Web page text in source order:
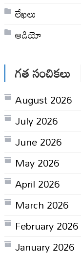
లేఖలు
ఆడియో
గత సంచికలు
August 2026
July 2026
June 2026
May 2026
April 2026
March 2026
February 2026
January 2026